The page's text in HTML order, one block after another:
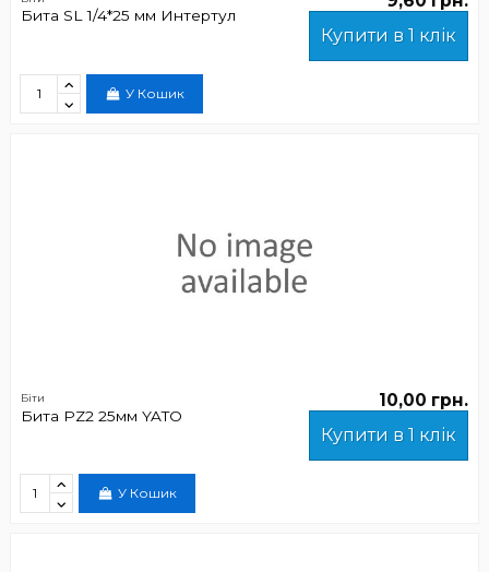
Бита SL 1/4*25 мм Интертул
Купити в 1 клік
У Кошик
Біти
Бита PZ2 25мм YATO
10,00 грн.
Купити в 1 клік
У Кошик